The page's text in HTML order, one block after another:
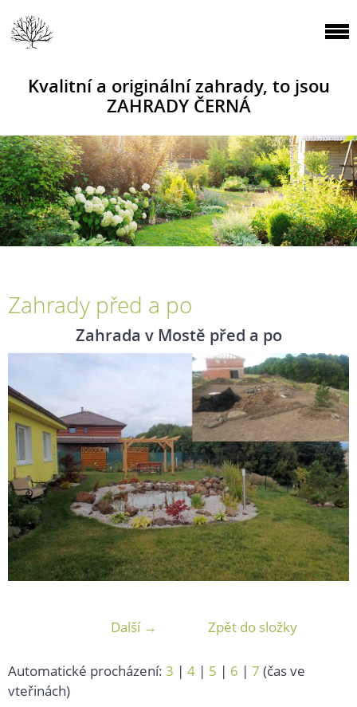
Kvalitní a originální zahrady, to jsou
ZAHRADY ČERNÁ
Zahrady před a po
Zahrada v Mostě před a po
Další → Zpět do složky
Automatické procházení: 3 | 4 | 5 | 6 | 7 (čas ve
vteřinách)